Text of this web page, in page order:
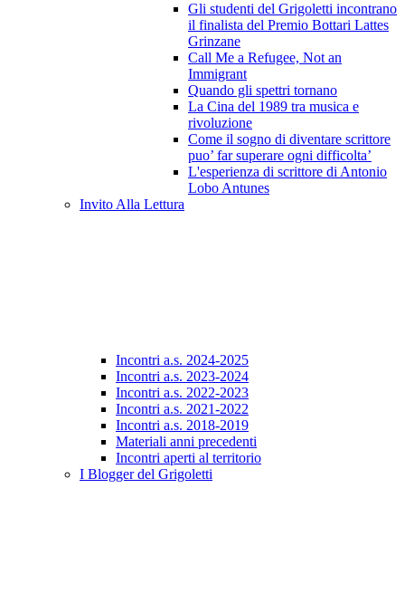
Gli studenti del Grigoletti incontrano
il finalista del Premio Bottari Lattes
Grinzane
Call Me a Refugee, Not an
Immigrant
Quando gli spettri tornano
La Cina del 1989 tra musica e
rivoluzione
Come il sogno di diventare scrittore
puo’ far superare ogni difficolta’
L'esperienza di scrittore di Antonio
Lobo Antunes
Invito Alla Lettura
Incontri a.s. 2024-2025
Incontri a.s. 2023-2024
Incontri a.s. 2022-2023
Incontri a.s. 2021-2022
Incontri a.s. 2018-2019
Materiali anni precedenti
Incontri aperti al territorio
I Blogger del Grigoletti